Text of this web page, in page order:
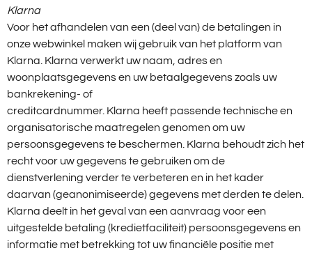
Klarna
Voor het afhandelen van een (deel van) de betalingen in
onze webwinkel maken wij gebruik van het platform van
Klarna. Klarna verwerkt uw naam, adres en
woonplaatsgegevens en uw betaalgegevens zoals uw
bankrekening- of
creditcardnummer. Klarna heeft passende technische en
organisatorische maatregelen genomen om uw
persoonsgegevens te beschermen. Klarna behoudt zich het
recht voor uw gegevens te gebruiken om de
dienstverlening verder te verbeteren en in het kader
daarvan (geanonimiseerde) gegevens met derden te delen.
Klarna deelt in het geval van een aanvraag voor een
uitgestelde betaling (kredietfaciliteit) persoonsgegevens en
informatie met betrekking tot uw financiële positie met